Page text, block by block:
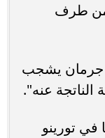
من طرف
جرمان يشجب
الناتجة عنه".
في تورينو